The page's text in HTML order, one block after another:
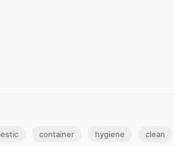
container hygiene clean